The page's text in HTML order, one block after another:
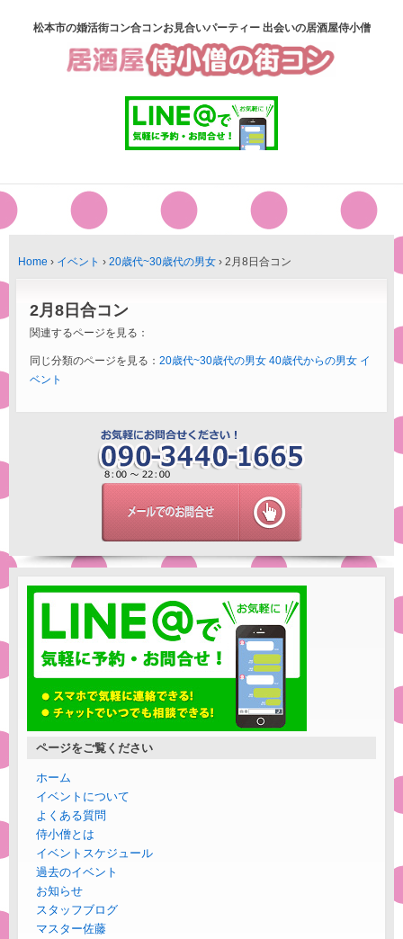
松本市の婚活街コン合コンお見合いパーティー 出会いの居酒屋侍小僧
Home › イベント › 20歳代~30歳代の男女 › 2月8日合コン
2月8日合コン
関連するページを見る：
同じ分類のページを見る： 20歳代~30歳代の男女 40歳代からの男女 イ
ベント
ページをご覧ください
ホーム
イベントについて
よくある質問
侍小僧とは
イベントスケジュール
過去のイベント
お知らせ
スタッフブログ
マスター佐藤